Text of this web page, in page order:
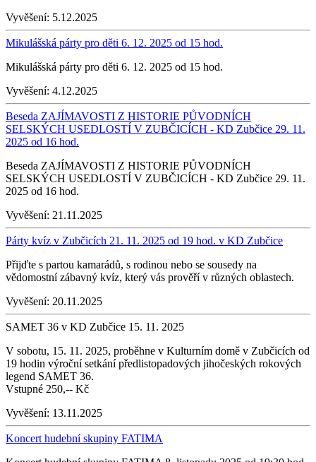
Vyvěšení: 5.12.2025
Mikulášská párty pro děti 6. 12. 2025 od 15 hod.
Mikulášská párty pro děti 6. 12. 2025 od 15 hod.
Vyvěšení: 4.12.2025
Beseda ZAJÍMAVOSTI Z HISTORIE PŮVODNÍCH
SELSKÝCH USEDLOSTÍ V ZUBČICÍCH - KD Zubčice 29. 11.
2025 od 16 hod.
Beseda ZAJÍMAVOSTI Z HISTORIE PŮVODNÍCH
SELSKÝCH USEDLOSTÍ V ZUBČICÍCH - KD Zubčice 29. 11.
2025 od 16 hod.
Vyvěšení: 21.11.2025
Párty kvíz v Zubčicích 21. 11. 2025 od 19 hod. v KD Zubčice
Přijďte s partou kamarádů, s rodinou nebo se sousedy na
vědomostní zábavný kvíz, který vás prověří v různých oblastech.
Vyvěšení: 20.11.2025
SAMET 36 v KD Zubčice 15. 11. 2025
V sobotu, 15. 11. 2025, proběhne v Kulturním domě v Zubčicích od
19 hodin výroční setkání předlistopadových jihočeských rokových
legend SAMET 36.
Vstupné 250,-- Kč
Vyvěšení: 13.11.2025
Koncert hudební skupiny FATIMA